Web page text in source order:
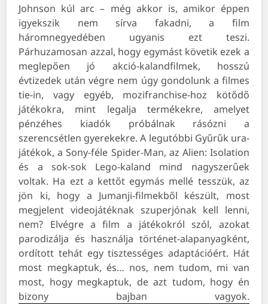
Johnson kúl arc – még akkor is, amikor éppen
igyekszik nem sírva fakadni, a film
háromnegyedében ugyanis ezt teszi.
Párhuzamosan azzal, hogy egymást követik ezek a
meglepően jó akció-kalandfilmek, hosszú
évtizedek után végre nem úgy gondolunk a filmes
tie-in, vagy egyéb, mozifranchise-hoz kötődő
játékokra, mint legalja termékekre, amelyet
pénzéhes kiadók próbálnak rásózni a
szerencsétlen gyerekekre. A legutóbbi Gyűrűk ura-
játékok, a Sony-féle Spider-Man, az Alien: Isolation
és a sok-sok Lego-kaland mind nagyszerűek
voltak. Ha ezt a kettőt egymás mellé tesszük, az
jön ki, hogy a Jumanji-filmekből készült, most
megjelent videojátéknak szuperjónak kell lenni,
nem? Elvégre a film a játékokról szól, azokat
parodizálja és használja történet-alapanyagként,
ordított tehát egy tisztességes adaptációért. Hát
most megkaptuk, és… nos, nem tudom, mi van
most, hogy megkaptuk, de azt tudom, hogy én
bizony bajban vagyok.